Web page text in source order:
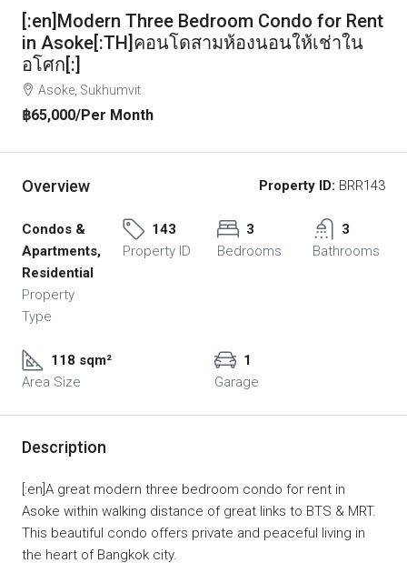
[:en]Modern Three Bedroom Condo for Rent
in Asoke[:TH]คอนโดสามห้องนอนให้เช่าใน
อโศก[:]
Asoke, Sukhumvit
฿65,000/Per Month
Overview Property ID: BRR143
Condos &
Apartments,
Residential
Property
Type
143
Property ID
3
Bedrooms
3
Bathrooms
118 sqm²
Area Size
1
Garage
Description
[:en]A great modern three bedroom condo for rent in
Asoke within walking distance of great links to BTS & MRT.
This beautiful condo offers private and peaceful living in
the heart of Bangkok city.